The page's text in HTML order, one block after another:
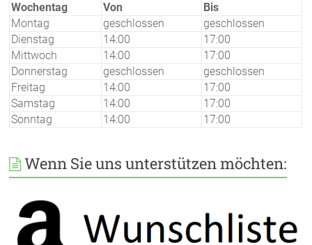
Wochentag Von
Bis
Montag
geschlossen
geschlossen
Dienstag
14:00
17:00
Mittwoch
14:00
17:00
Donnerstag
geschlossen
geschlossen
Freitag
14:00
17:00
Samstag
14:00
17:00
Sonntag
14:00 17:00
Wenn Sie uns unterstützen möchten: